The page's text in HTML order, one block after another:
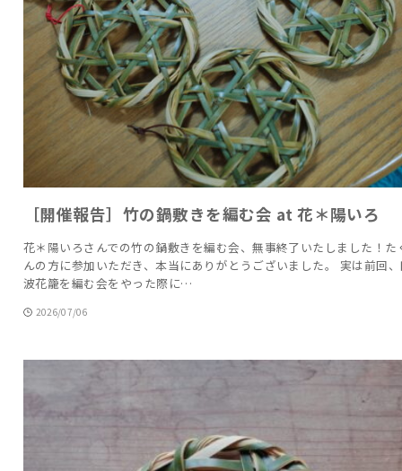
［開催報告］竹の鍋敷きを編む会 at 花＊陽いろ
花＊陽いろさんでの竹の鍋敷きを編む会、無事終了いたしました！た
んの方に参加いただき、本当にありがとうございました。 実は前回
波花籠を編む会をやった際に…
2026/07/06